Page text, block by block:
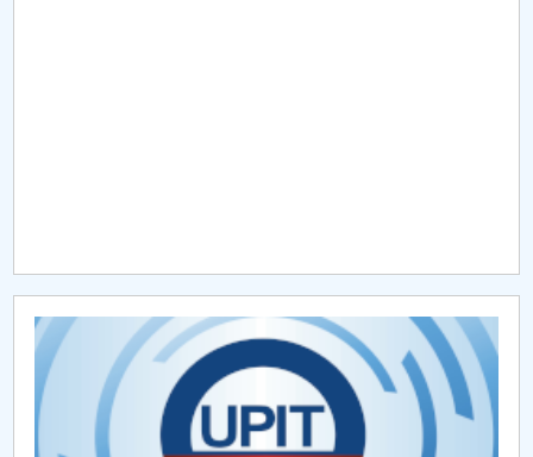
Chestionar angajabilitate ALUMNI – UPB
CAR2026
MENIU CANTINA
TEME PROPUSE PENTRU LUCRĂRI DE DISERTAȚIE